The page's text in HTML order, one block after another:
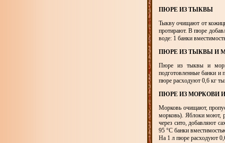
ПЮРЕ ИЗ ТЫКВЫ
Тыкву очищают от
протирают. В пюре
воде: 1 банки
ПЮРЕ ИЗ ТЫКВЫ И
Пюре из тыквы и
подготовленные банки
пюре расходуют 0,6 кг
ПЮРЕ ИЗ МОРКОВИ
Морковь очищают,
морковь). Яблоки моют,
через сито, добавляют
95 °С банки
На 1 л пюре расходуют